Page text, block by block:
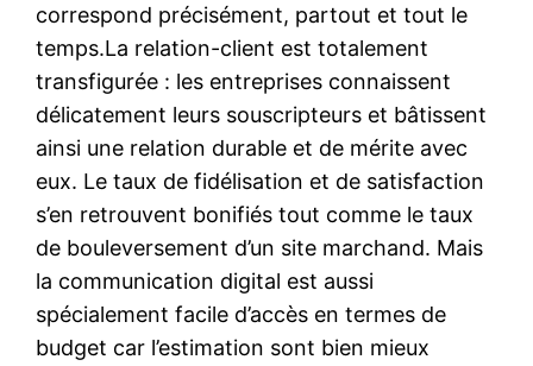
correspond précisément, partout et tout le
temps.La relation-client est totalement
transfigurée : les entreprises connaissent
délicatement leurs souscripteurs et bâtissent
ainsi une relation durable et de mérite avec
eux. Le taux de fidélisation et de satisfaction
s’en retrouvent bonifiés tout comme le taux
de bouleversement d’un site marchand. Mais
la communication digital est aussi
spécialement facile d’accès en termes de
budget car l’estimation sont bien mieux